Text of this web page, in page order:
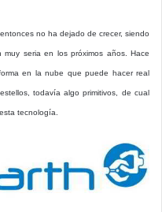
no ha dejado de crecer, siendo
seria en los próximos años. Hace
en la nube que puede hacer real
todavía algo primitivos, de cual
tecnología.